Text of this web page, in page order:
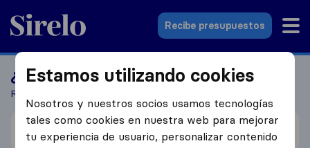
Sirelo.es
Recibe presupuestos
¿Buscas una empresa de mudanzas?
Recibe 5 presupuestos en 3 pasos
Me mudo de
Estamos utilizando cookies
Nosotros y nuestros socios usamos tecnologías
tales como cookies en nuestra web para mejorar
tu experiencia de usuario, personalizar contenido